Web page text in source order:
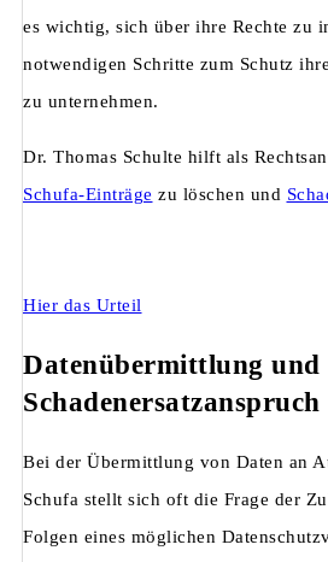
es wichtig, sich über ihre Rechte zu
notwendigen Schritte zum Schutz
zu unternehmen.
Dr. Thomas Schulte hilft als
Schufa-Einträge zu löschen und
Hier das Urteil
Datenübermittlung und
Schadenersatzanspruch
Bei der Übermittlung von Daten an
Schufa stellt sich oft die Frage der
Folgen eines möglichen